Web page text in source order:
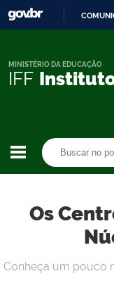
IFF
MINISTÉRIO DA EDUCAÇÃO
Os
Conheça um pouco